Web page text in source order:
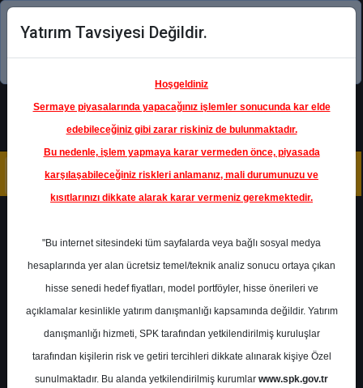
Şimdi uygulamayı indirin!
Ana Sayfa Raporlar
Deniz Yatırım
Rapor Detay
Doğul Otomotiv - Hedef
Fiyat
Yatırım Tavsiyesi Değildir.
Hoşgeldiniz
Sermaye piyasalarında yapacağınız işlemler sonucunda kar elde
edebileceğiniz gibi zarar riskiniz de bulunmaktadır.
Bu nedenle, işlem yapmaya karar vermeden önce, piyasada
karşılaşabileceğiniz riskleri anlamanız, mali durumunuzu ve
kısıtlarınızı dikkate alarak karar vermeniz gerekmektedir.
"Bu internet sitesindeki tüm sayfalarda veya bağlı sosyal medya
hesaplarında yer alan ücretsiz temel/teknik analiz sonucu ortaya çıkan
hisse senedi hedef fiyatları, model portföyler, hisse önerileri ve
açıklamalar kesinlikle yatırım danışmanlığı kapsamında değildir. Yatırım
danışmanlığı hizmeti, SPK tarafından yetkilendirilmiş kuruluşlar
tarafından kişilerin risk ve getiri tercihleri dikkate alınarak kişiye Özel
sunulmaktadır. Bu alanda yetkilendirilmiş kurumlar www.spk.gov.tr